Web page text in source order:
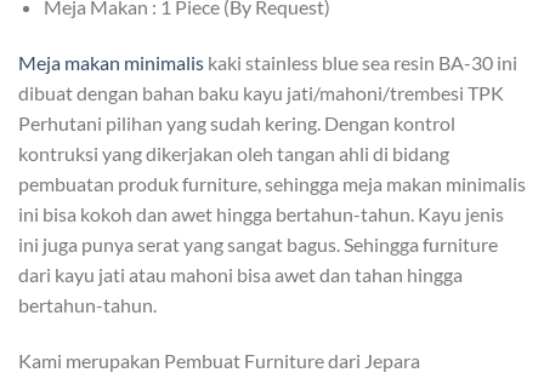
Meja Makan : 1 Piece (By Request)
Meja makan minimalis kaki stainless blue sea resin BA-30 ini
dibuat dengan bahan baku kayu jati/mahoni/trembesi TPK
Perhutani pilihan yang sudah kering. Dengan kontrol
kontruksi yang dikerjakan oleh tangan ahli di bidang
pembuatan produk furniture, sehingga meja makan minimalis
ini bisa kokoh dan awet hingga bertahun-tahun. Kayu jenis
ini juga punya serat yang sangat bagus. Sehingga furniture
dari kayu jati atau mahoni bisa awet dan tahan hingga
bertahun-tahun.
Kami merupakan Pembuat Furniture dari Jepara